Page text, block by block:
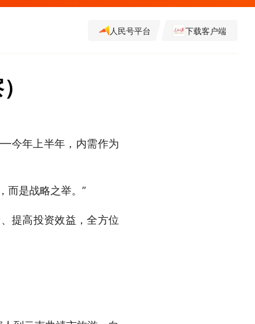
人民号平台 下载客户端
今年上半年，内需作为
而是战略之举。”
提高投资效益，全方位